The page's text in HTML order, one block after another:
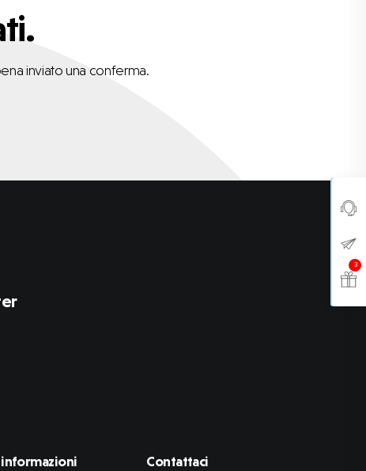
3
inviato una conferma.
informazioni Contattaci